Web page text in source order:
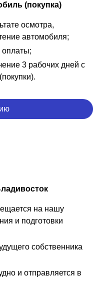
(покупка)
осмотра,
автомобиля;
оплаты;
3 рабочих дней с
на нашу
и подготовки
собственника
и отправляется в